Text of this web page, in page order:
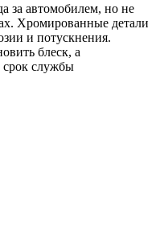
за автомобилем, но не
Хромированные детали
и потускнения.
блеск, а
срок службы